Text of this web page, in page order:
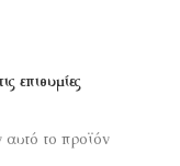
επιθυμίες
το προϊόν